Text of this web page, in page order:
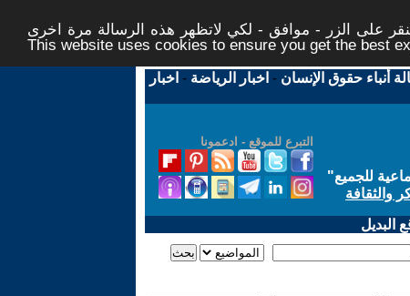
على الزر - موافق - لكي لاتظهر هذه الرسالة مرة اخرى -
This website uses cookies to ensure you get the best
أنباء حقوق الإنسان - اخبار الرياضة - اخبار
التبرع للموقع - ادعمونا
للجميع"
والثقافة
البديل